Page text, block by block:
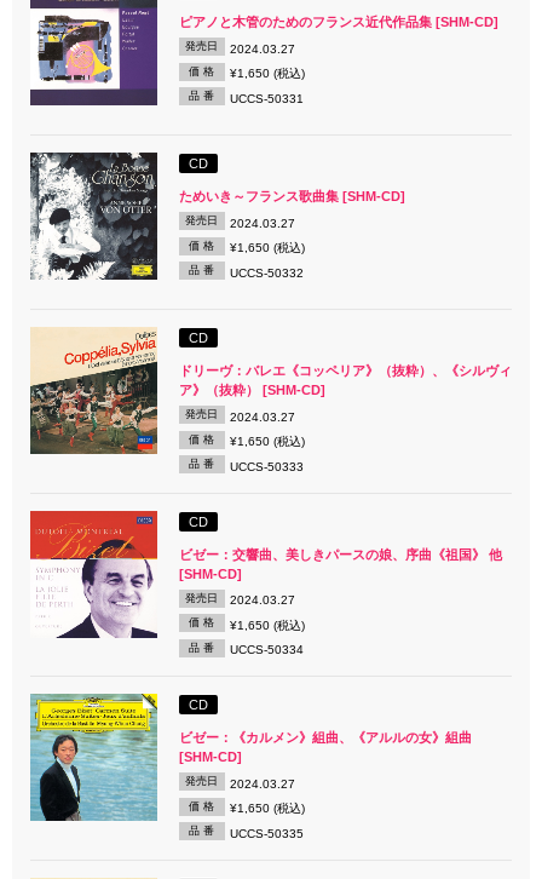
ピアノと木管のためのフランス近代作品集 [SHM-CD]
発売日 2024.03.27
価 格 ¥1,650 (税込)
品 番 UCCS-50331
CD
ためいき～フランス歌曲集 [SHM-CD]
発売日 2024.03.27
価 格 ¥1,650 (税込)
品 番 UCCS-50332
CD
ドリーヴ：バレエ《コッペリア》（抜粋）、《シルヴィ
ア》（抜粋） [SHM-CD]
発売日 2024.03.27
価 格 ¥1,650 (税込)
品 番 UCCS-50333
CD
ビゼー：交響曲、美しきパースの娘、序曲《祖国》 他
[SHM-CD]
発売日 2024.03.27
価 格 ¥1,650 (税込)
品 番 UCCS-50334
CD
ビゼー：《カルメン》組曲、《アルルの女》組曲
[SHM-CD]
発売日 2024.03.27
価 格 ¥1,650 (税込)
品 番 UCCS-50335